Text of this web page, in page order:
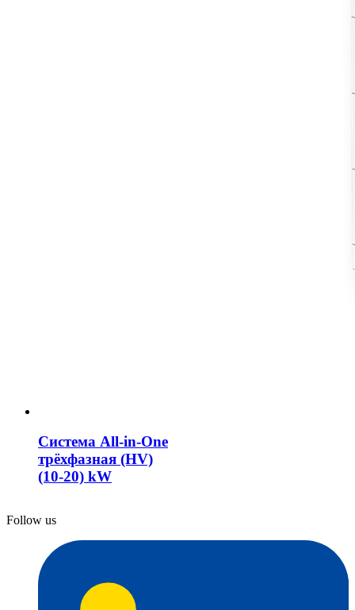
Система All-in-One
трёхфазная (HV)
(10-20) kW
Follow us